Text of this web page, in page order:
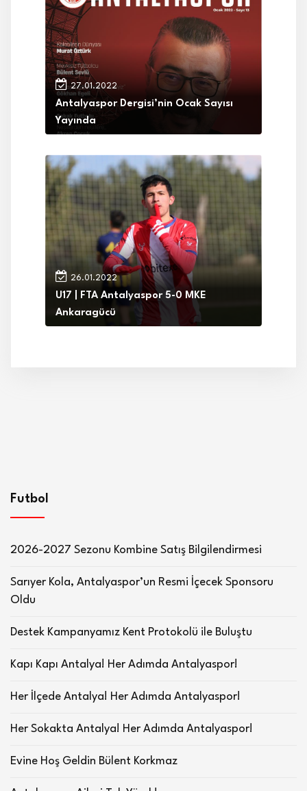
27.01.2022
Antalyaspor Dergisi’nin Ocak Sayısı
Yayında
26.01.2022
U17 | FTA Antalyaspor 5-0 MKE
Ankaragücü
Futbol
2026-2027 Sezonu Kombine Satış Bilgilendirmesi
Sarıyer Kola, Antalyaspor’un Resmi İçecek Sponsoru
Oldu
Destek Kampanyamız Kent Protokolü ile Buluştu
Kapı Kapı Antalya! Her Adımda Antalyaspor!
Her İlçede Antalya! Her Adımda Antalyaspor!
Her Sokakta Antalya! Her Adımda Antalyaspor!
Evine Hoş Geldin Bülent Korkmaz